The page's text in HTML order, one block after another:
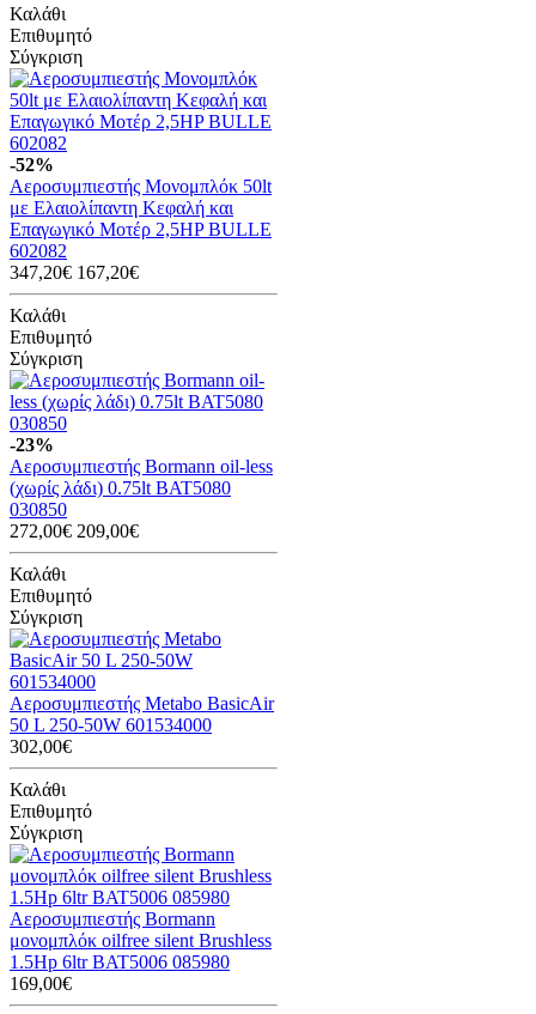
Καλάθι
Επιθυμητό
Σύγκριση
-52%
Αεροσυμπιεστής Μονομπλόκ 50lt
με Ελαιολίπαντη Κεφαλή και
Επαγωγικό Μοτέρ 2,5HP BULLE
602082
347,20€ 167,20€
Καλάθι
Επιθυμητό
Σύγκριση
-23%
Αεροσυμπιεστής Bormann oil-less
(χωρίς λάδι) 0.75lt BAT5080
030850
272,00€ 209,00€
Καλάθι
Επιθυμητό
Σύγκριση
Αεροσυμπιεστής Metabo BasicAir
50 L 250-50W 601534000
302,00€
Καλάθι
Επιθυμητό
Σύγκριση
Αεροσυμπιεστής Bormann
μονομπλόκ oilfree silent Brushless
1.5Hp 6ltr BAT5006 085980
169,00€